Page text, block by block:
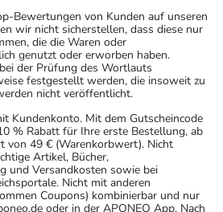
geben, mit denen
Sie sollten deswegen
mit einem neuen
das Sie bereits anwenden,
angeben. Das gilt auch für
kaufen, nur gelegentlich
schon einige Zeit
Arzneimittel nicht mehr nach
der Umverpackung
Bewertungen von Kunden auf unseren
wir nicht sicherstellen, dass diese nur
die die Waren oder
genutzt oder erworben haben.
der Prüfung des Wortlauts
festgestellt werden, die insoweit zu
nicht veröffentlicht.
Kundenkonto. Mit dem Gutscheincode
% Rabatt für Ihre erste Bestellung, ab
von 49 € (Warenkorbwert). Nicht
Artikel, Bücher,
und Versandkosten sowie bei
Nicht mit anderen
Coupons) kombinierbar und nur
oder in der APONEO App. Nach